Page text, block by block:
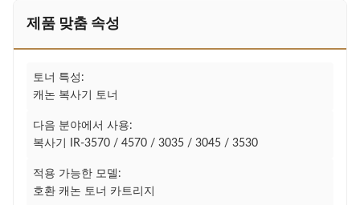
제품 맞춤 속성
토너 특성:
캐논 복사기 토너
다음 분야에서 사용:
복사기 IR-3570 / 4570 / 3035 / 3045 / 3530
적용 가능한 모델:
호환 캐논 토너 카트리지